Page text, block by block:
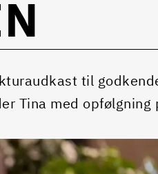
til
Tina med opfølgning